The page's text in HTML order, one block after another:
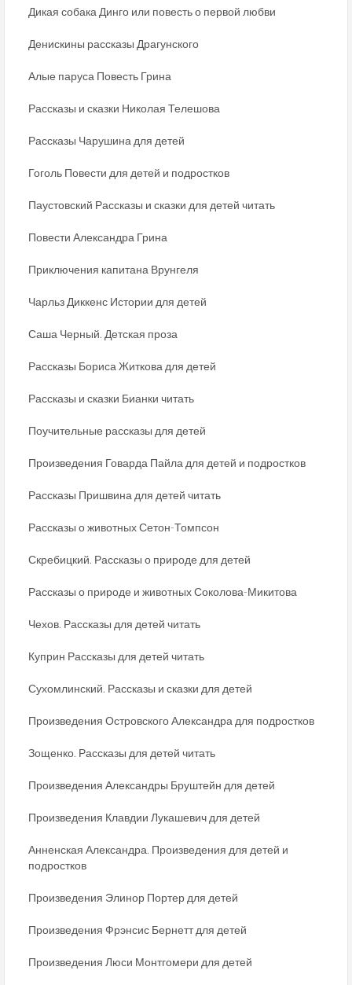
Дикая собака Динго или повесть о первой любви
Денискины рассказы Драгунского
Алые паруса Повесть Грина
Рассказы и сказки Николая Телешова
Рассказы Чарушина для детей
Гоголь Повести для детей и подростков
Паустовский Рассказы и сказки для детей читать
Повести Александра Грина
Приключения капитана Врунгеля
Чарльз Диккенс Истории для детей
Саша Черный. Детская проза
Рассказы Бориса Житкова для детей
Рассказы и сказки Бианки читать
Поучительные рассказы для детей
Произведения Говарда Пайла для детей и подростков
Рассказы Пришвина для детей читать
Рассказы о животных Сетон-Томпсон
Скребицкий. Рассказы о природе для детей
Рассказы о природе и животных Соколова-Микитова
Чехов. Рассказы для детей читать
Куприн Рассказы для детей читать
Сухомлинский. Рассказы и сказки для детей
Произведения Островского Александра для подростков
Зощенко. Рассказы для детей читать
Произведения Александры Бруштейн для детей
Произведения Клавдии Лукашевич для детей
Анненская Александра. Произведения для детей и
подростков
Произведения Элинор Портер для детей
Произведения Фрэнсис Бернетт для детей
Произведения Люси Монтгомери для детей